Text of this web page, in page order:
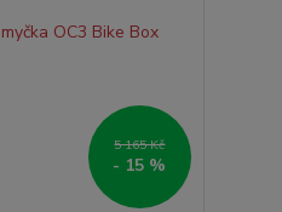
5 165 Kč
- 15 %